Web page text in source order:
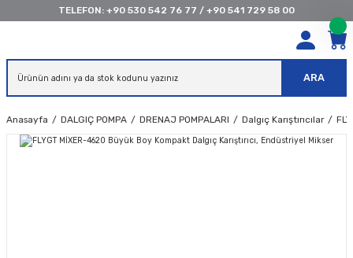
TELEFON: +90 530 542 76 77 / +90 541 729 58 00
ARA
Anasayfa DALGIÇ POMPA DRENAJ POMPALARI Dalgıç Karıştırıcılar